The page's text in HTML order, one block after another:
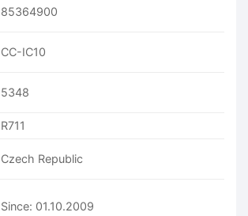
85364900
CC-IC10
5348
R711
Czech Republic
Since: 01.10.2009